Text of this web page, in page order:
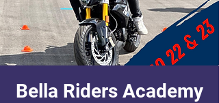
Bella Riders Academy